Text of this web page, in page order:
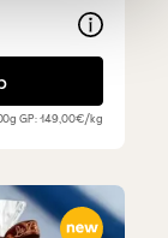
GP: 149,00€/kg